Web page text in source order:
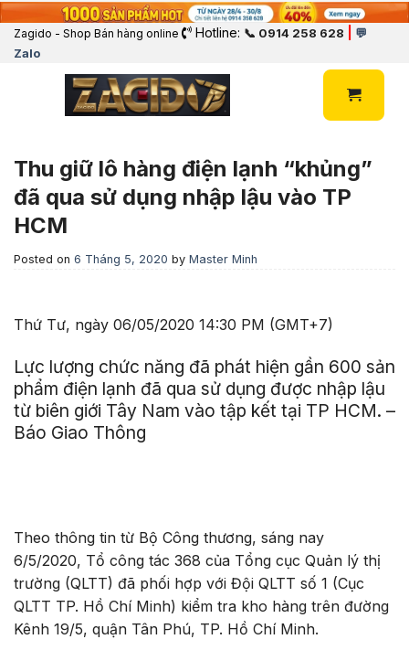
Zagido - Shop Bán hàng online Hotline: 📞 0914 258 628
💬
Zalo
Thu giữ lô hàng điện lạnh “khủng”
đã qua sử dụng nhập lậu vào TP
HCM
Posted on 6 Tháng 5, 2020 by Master Minh
Thứ Tư, ngày 06/05/2020 14:30 PM (GMT+7)
Lực lượng chức năng đã phát hiện gần 600 sản
phẩm điện lạnh đã qua sử dụng được nhập lậu
từ biên giới Tây Nam vào tập kết tại TP HCM. –
Báo Giao Thông
Theo thông tin từ Bộ Công thương, sáng nay
6/5/2020, Tổ công tác 368 của Tổng cục Quản lý thị
trường (QLTT) đã phối hợp với Đội QLTT số 1 (Cục
QLTT TP. Hồ Chí Minh) kiểm tra kho hàng trên đường
Kênh 19/5, quận Tân Phú, TP. Hồ Chí Minh.